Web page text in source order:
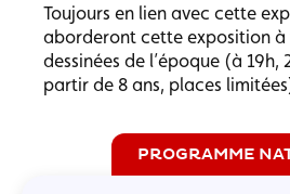
Toujours en lien avec cette
aborderont cette exposition à
dessinées de l’époque (à 19h,
partir de 8 ans, places
PROGRAMME